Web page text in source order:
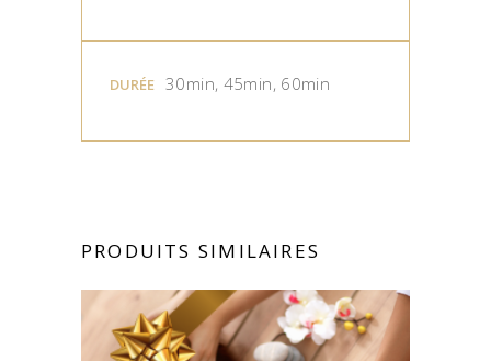
DURÉE 30min, 45min, 60min
PRODUITS SIMILAIRES